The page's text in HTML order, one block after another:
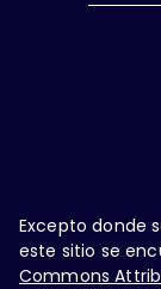
Excepto donde
este sitio se
Commons